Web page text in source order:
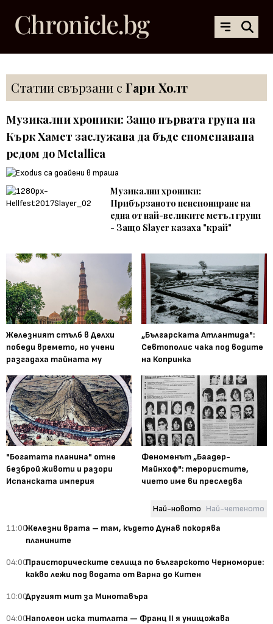
Статии свързани с Гари Холт
Музикални хроники: Защо първата група на
Кърк Хамет заслужава да бъде споменавана
редом до Metallica
Музикални хроники:
Прибързаното пенсиониране на
една от най-великите метъл групи
- Защо Slayer казаха "край"
Железният стълб в Делхи
победи времето, но учени
разгадаха тайната му
„Българската Атлантида":
Севтополис чака под водите
на Копринка
"Богатата планина" отне
безброй животи и разори
Испанската империя
Феноменът „Баадер-
Майнхоф": терористите,
чието име ви преследва
Най-новото Най-четеното
11:00Железни врата – там, където Дунав покорява
планините
04:00Праисторическите селища по българското Черноморие:
какво лежи под водата от Варна до Китен
10:00Другият мит за Минотавъра
04:00Наполеон иска титлата — Франц II я унищожава